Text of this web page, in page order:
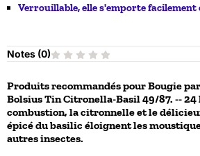
Verrouillable, elle s'emporte facilement
Notes (0)
Produits recommandés pourBougie
Bolsius Tin Citronella-Basil 49/87. -- 24
combustion, la citronnelle et le
épicé du basilic éloignent les
autres insectes.